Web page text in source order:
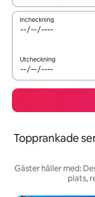
Incheckning
Utcheckning
Topprankade
Gäster håller med:
plats,